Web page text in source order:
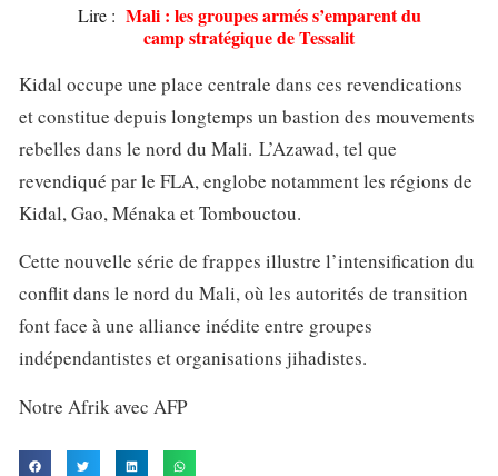
Lire : Mali : les groupes armés s’emparent du
camp stratégique de Tessalit
Kidal occupe une place centrale dans ces revendications
et constitue depuis longtemps un bastion des mouvements
rebelles dans le nord du Mali. L’Azawad, tel que
revendiqué par le FLA, englobe notamment les régions de
Kidal, Gao, Ménaka et Tombouctou.
Cette nouvelle série de frappes illustre l’intensification du
conflit dans le nord du Mali, où les autorités de transition
font face à une alliance inédite entre groupes
indépendantistes et organisations jihadistes.
Notre Afrik avec AFP